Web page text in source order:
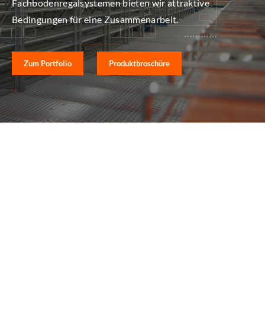
Fachbodenregalsystemen bieten wir attraktive
Bedingungen für eine Zusammenarbeit.
Zum Portfolio Produktbroschüre